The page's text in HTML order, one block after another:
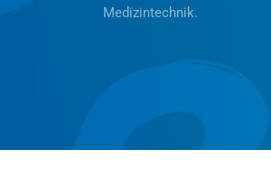
Medizintechnik.